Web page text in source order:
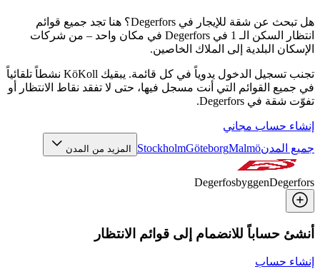
هل تبحث عن شقة للإيجار في Degerfors؟ هنا تجد جميع قوائم
انتظار السكن الـ 1 في Degerfors في مكان واحد – من شركات
الإسكان البلدية إلى الملاك الخاصين.
تجنب تسجيل الدخول يدوياً في كل قائمة. يبقيك KöKoll نشطاً تلقائياً
في جميع القوائم التي أنت مسجل فيها، حتى لا تفقد نقاط الانتظار أو
تفوّت شقة في Degerfors.
إنشاء حساب مجاني
جميع المدن
StockholmGöteborgMalmö المزيد من المدن
DegerfosbyggenDegerfors
أنشئ حساباً للانضمام إلى قوائم الانتظار
إنشاء حساب